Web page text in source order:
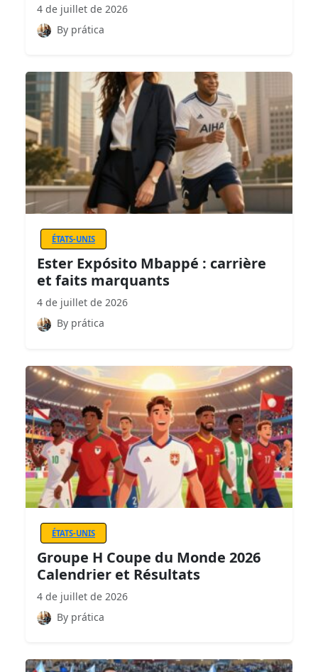
4 de juillet de 2026
By prática
ÉTATS-UNIS
Ester Expósito Mbappé : carrière
et faits marquants
4 de juillet de 2026
By prática
ÉTATS-UNIS
Groupe H Coupe du Monde 2026
Calendrier et Résultats
4 de juillet de 2026
By prática